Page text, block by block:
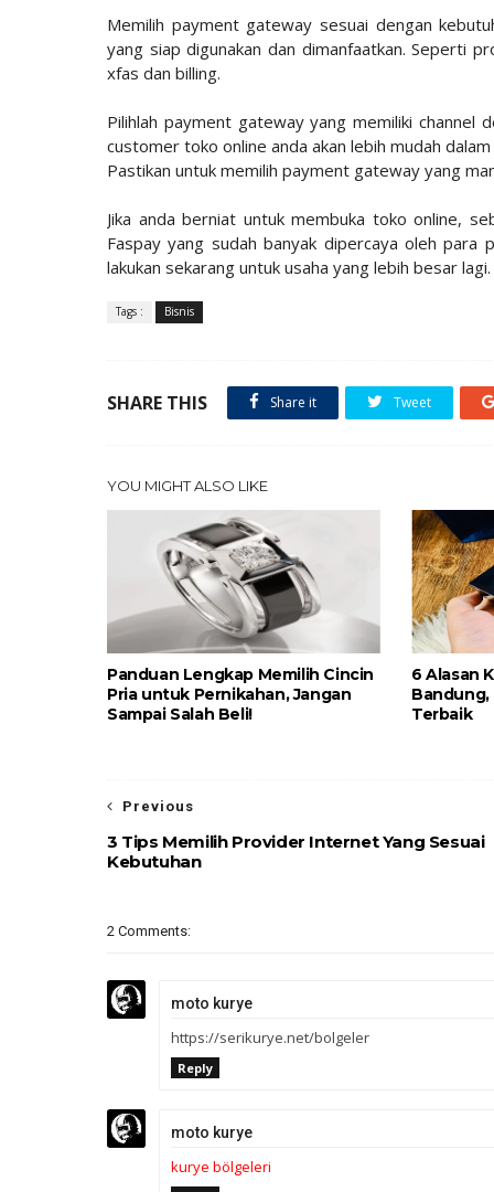
Memilih payment gateway sesuai dengan
yang siap digunakan dan dimanfaatkan. Seperti
xfas dan billing.
Pilihlah payment gateway yang memiliki channel
customer toko online anda akan lebih mudah
Pastikan untuk memilih payment gateway yang
Jika anda berniat untuk membuka toko online,
Faspay yang sudah banyak dipercaya oleh para
lakukan sekarang untuk usaha yang lebih besar lagi.
Tags : Bisnis
SHARE THIS Share it Tweet
YOU MIGHT ALSO LIKE
Panduan Lengkap Memilih Cincin
Pria untuk Pernikahan, Jangan
Sampai Salah Beli!
6 Alasan
Bandung,
Terbaik
Previous
3 Tips Memilih Provider Internet Yang Sesuai
Kebutuhan
2 Comments:
moto kurye
https://serikurye.net/bolgeler
Reply
moto kurye
kurye bölgeleri